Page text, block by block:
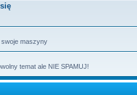
maszyny
temat ale NIE SPAMUJ!